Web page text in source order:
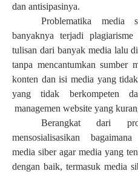
dan antisipasinya.
Problematika media
banyaknya terjadi
tulisan dari banyak media lalu
tanpa mencantumkan sumber
konten dan isi media yang
yang tidak berkompeten
managemen website yang
Berangkat dari
mensosialisasikan
media siber agar media yang
dengan baik, termasuk media